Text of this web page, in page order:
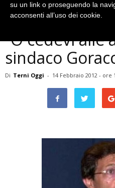
In Umbria
La denuncia
”O cedevi alle
sindaco
Di Terni Oggi - 14 Febbraio 2012 - ore
su un link o proseguendo la
acconsenti all’uso dei cookie.